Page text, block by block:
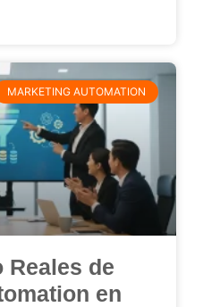
MARKETING AUTOMATION
Reales de
en